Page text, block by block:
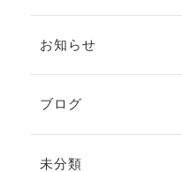
お知らせ
ブログ
未分類